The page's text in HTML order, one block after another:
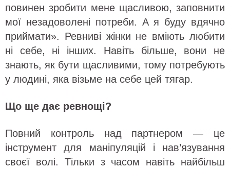
повинен зробити мене щасливою, заповнити
мої незадоволені потреби. А я буду вдячно
приймати». Ревниві жінки не вміють любити
ні себе, ні інших. Навіть більше, вони не
знають, як бути щасливими, тому потребують
у людині, яка візьме на себе цей тягар.
Що ще дає ревнощі?
Повний контроль над партнером — це
інструмент для маніпуляцій і нав’язування
своєї волі. Тільки з часом навіть найбільш